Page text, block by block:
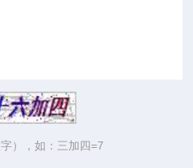
），如：三加四=7